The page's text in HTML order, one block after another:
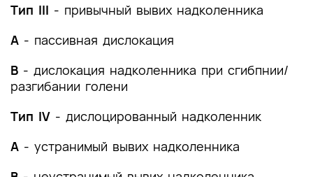
Тип III - привычный вывих надколенника
A - пассивная дислокация
B - дислокация надколенника при сгибпнии/
разгибании голени
Тип IV - дислоцированный надколенник
A - устранимый вывих надколенника